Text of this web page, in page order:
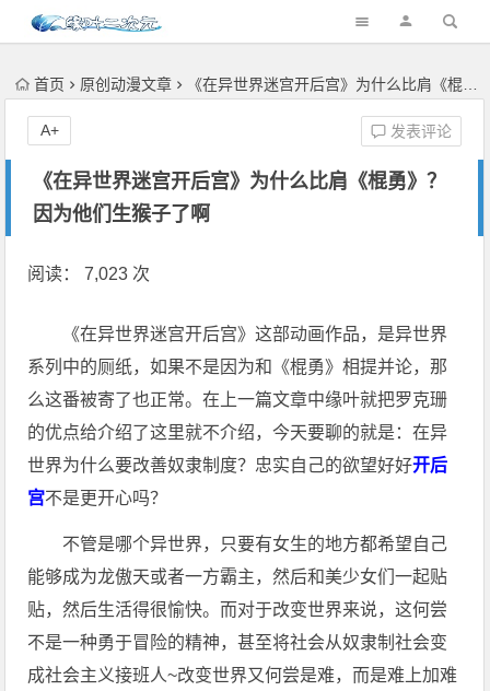
首页 原创动漫文章 《在异世界迷宫开后宫》为什么比肩《棍勇》？因为他们生猴子了啊
《在异世界迷宫开后宫》为什么比肩《棍勇》？
因为他们生猴子了啊
发表评论
A+
阅读： 7,023 次
《在异世界迷宫开后宫》这部动画作品，是异世界
系列中的厕纸，如果不是因为和《棍勇》相提并论，那
么这番被寄了也正常。在上一篇文章中缘叶就把罗克珊
的优点给介绍了这里就不介绍，今天要聊的就是：在异
世界为什么要改善奴隶制度？忠实自己的欲望好好开后
宫不是更开心吗？
不管是哪个异世界，只要有女生的地方都希望自己
能够成为龙傲天或者一方霸主，然后和美少女们一起贴
贴，然后生活得很愉快。而对于改变世界来说，这何尝
不是一种勇于冒险的精神，甚至将社会从奴隶制社会变
成社会主义接班人~改变世界又何尝是难，而是难上加难